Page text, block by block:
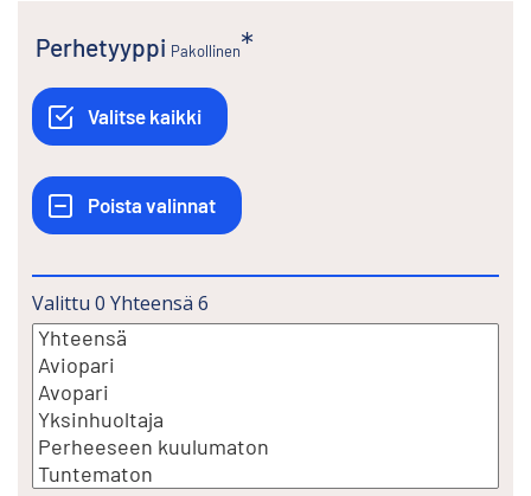
Perhetyyppi Pakollinen
Valittu 0 Yhteensä 6